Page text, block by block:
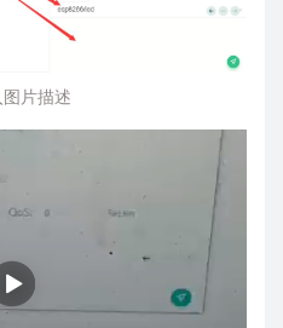
片描述